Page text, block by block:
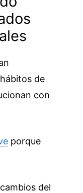
de
con
porque
del